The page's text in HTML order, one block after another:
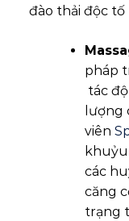
đào thải độc tố
pháp
tác
lượng
viên
các
căng
trạng